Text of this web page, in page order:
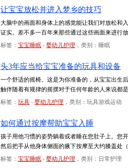
让宝宝放松并进入梦乡的技巧
大脑中的画面和身体上的感觉能让我们对放松和
证实。差不多一百年来那些通过这些画面来进行
标签： 宝宝睡眠 - 婴幼儿护理 ，类别：睡眠
头3年应当给宝宝准备的玩具和设备
一个舒适的摇椅。这是为你准备的，从宝宝出生
触伴随着有规律的摇摆对于任何年龄的人来说都
标签： 玩具 - 婴幼儿护理 ，类别：玩具游戏运动
如何通过按摩帮助宝宝入睡
孩子用他习惯的姿势躺着或者睡在您肚子上。您
然后把手从他身体侧面的腋下按摩至大约膝盖处
标签： 宝宝睡眠 - 婴幼儿护理 ，类别：日常护理